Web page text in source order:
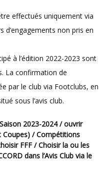
effectués uniquement via
d’engagements non pris en
à l’édition 2022-2023 sont
La confirmation de
par le club via Footclubs, en
sous l’avis club.
2023-2024 / ouvrir
Coupes) / Compétitions
FFF / Choisir la ou les
dans l’Avis Club via le